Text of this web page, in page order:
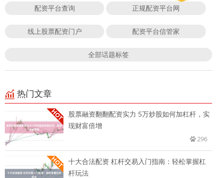
配资平台查询 正规配资平台网
线上股票配资门户 配资平台信管家
全部话题标签
热门文章
股票融资翻翻配资实力 5万炒股如何加杠杆，实
现财富倍增
296
十大合法配资 杠杆交易入门指南：轻松掌握杠
杆玩法